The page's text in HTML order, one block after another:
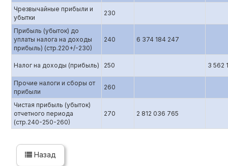
Чрезвычайные прибыли и
убытки
230
Прибыль (убыток) до
уплаты налога на доходы
прибыль) (стр.220+/-230)
240 6 374 184 247
Налог на доходы (прибыль) 250 3 562
Прочие налоги и сборы от
прибыли
260
Чистая прибыль (убыток)
отчетного периода
(стр.240-250-260)
270 2 812 036 765
Назад